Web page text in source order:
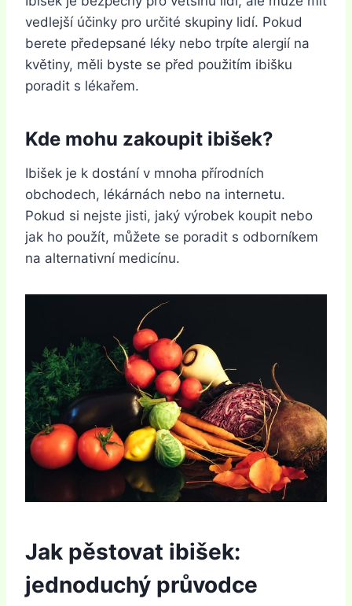
vedlejší účinky pro určité skupiny lidí. Pokud
berete předepsané léky nebo trpíte alergií na
květiny, měli byste se před použitím ibišku
poradit s lékařem.
Kde mohu zakoupit ibišek?
Ibišek je k dostání v mnoha přírodních
obchodech, lékárnách nebo na internetu.
Pokud si nejste jisti, jaký výrobek koupit nebo
jak ho použít, můžete se poradit s odborníkem
na alternativní medicínu.
Jak pěstovat ibišek:
jednoduchý průvodce